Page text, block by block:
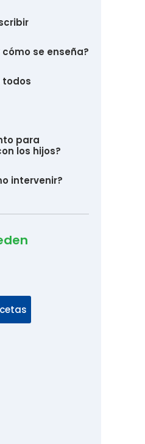
se enseña?
todos
para
los hijos?
intervenir?